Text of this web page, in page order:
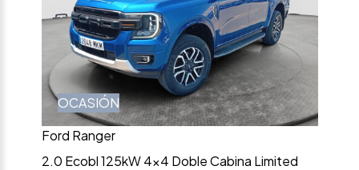
OCASIÓN
Ford Ranger
2.0 Ecobl 125kW 4×4 Doble Cabina Limited